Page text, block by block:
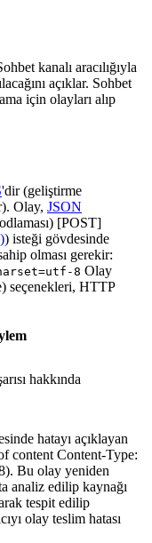
kanalı aracılığıyla
açıklar. Sohbet
için olayları alıp
'dir (geliştirme
Olay, JSON
[POST]
) isteği gövdesinde
olması gerekir:
8 Olay
seçenekleri, HTTP
hakkında
hatayı açıklayan
content Content-Type:
Bu olay yeniden
analiz edilip kaynağı
tespit edilip
olay teslim hatası